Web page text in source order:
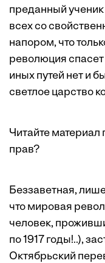
преданный
всех со
напором, что
революция
иных путей нет и
светлое царство
Читайте материал
прав?
Беззаветная,
что мировая
человек,
по 1917 годы!..),
Октябрьский